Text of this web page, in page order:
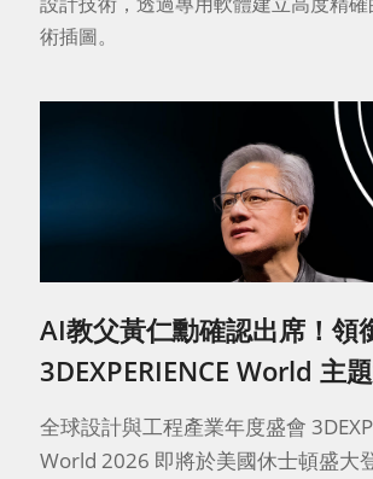
術插圖。
AI教父黃仁勳確認出席！領
3DEXPERIENCE World 主
全球設計與工程產業年度盛會
World 2026 即將於美國休士頓盛大